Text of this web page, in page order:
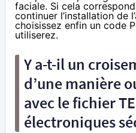
faciale. Si cela
continuer l’installation de
choisissez enfin un code
utiliserez.
Y a-t-il un
d’une manière
avec le fichier
électroniques